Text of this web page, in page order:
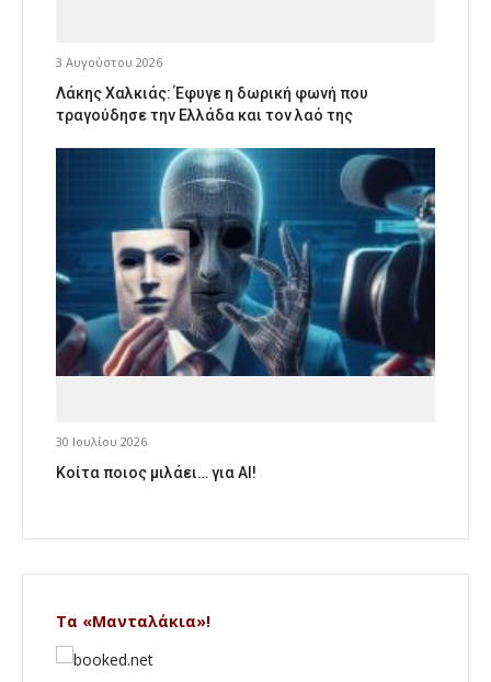
3 Αυγούστου 2026
Λάκης Χαλκιάς: Έφυγε η δωρική φωνή που
τραγούδησε την Ελλάδα και τον λαό της
30 Ιουλίου 2026
Κοίτα ποιος μιλάει… για AI!
Τα «Μανταλάκια»!